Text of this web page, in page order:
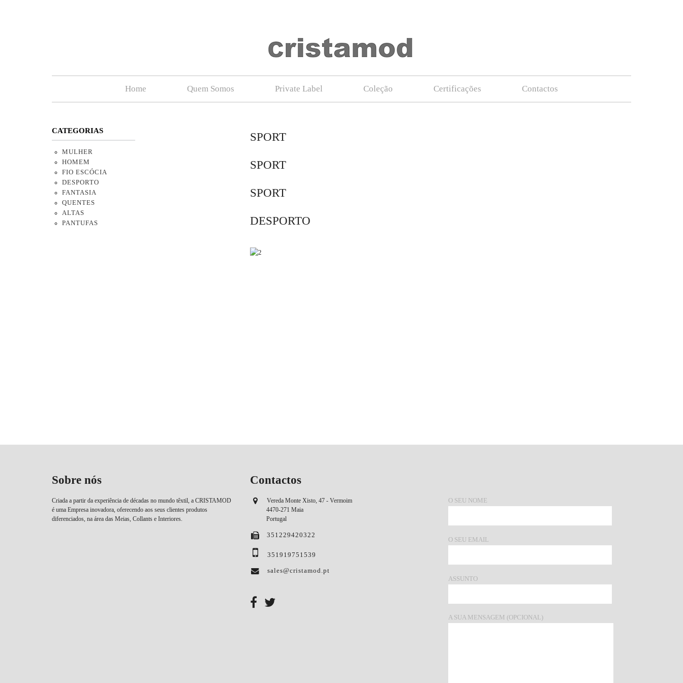
Home Quem Somos Private Label Coleção Certificações Contactos
SPORT
SPORT
SPORT
DESPORTO
CATEGORIAS
MULHER
HOMEM
FIO ESCÓCIA
DESPORTO
FANTASIA
QUENTES
ALTAS
PANTUFAS
Sobre nós
Criada a partir da experiência de décadas no mundo têxtil, a CRISTAMOD
é uma Empresa inovadora, oferecendo aos seus clientes produtos
diferenciados, na área das Meias, Collants e Interiores.
Contactos
Vereda Monte Xisto, 47 - Vermoim
4470-271 Maia
Portugal
351229420322
351919751539
sales@cristamod.pt
O SEU NOME
O SEU EMAIL
ASSUNTO
A SUA MENSAGEM (OPCIONAL)